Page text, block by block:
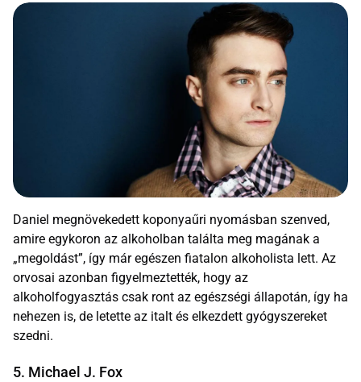
Daniel megnövekedett koponyaűri nyomásban szenved,
amire egykoron az alkoholban találta meg magának a
„megoldást”, így már egészen fiatalon alkoholista lett. Az
orvosai azonban figyelmeztették, hogy az
alkoholfogyasztás csak ront az egészségi állapotán, így ha
nehezen is, de letette az italt és elkezdett gyógyszereket
szedni.
5. Michael J. Fox